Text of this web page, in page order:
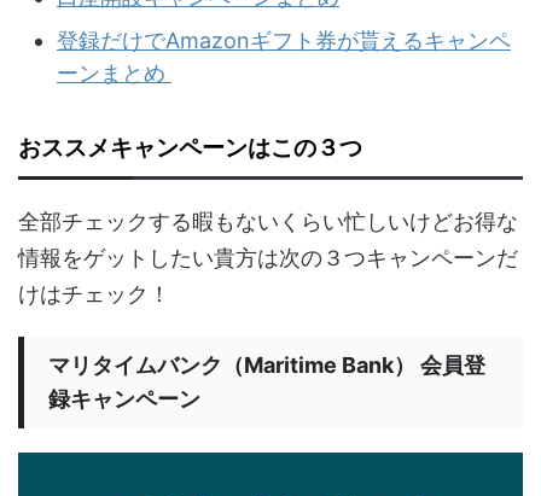
登録だけでAmazonギフト券が貰えるキャンペ
ーンまとめ
おススメキャンペーンはこの３つ
全部チェックする暇もないくらい忙しいけどお得な
情報をゲットしたい貴方は次の３つキャンペーンだ
けはチェック！
マリタイムバンク（Maritime Bank） 会員登
録キャンペーン